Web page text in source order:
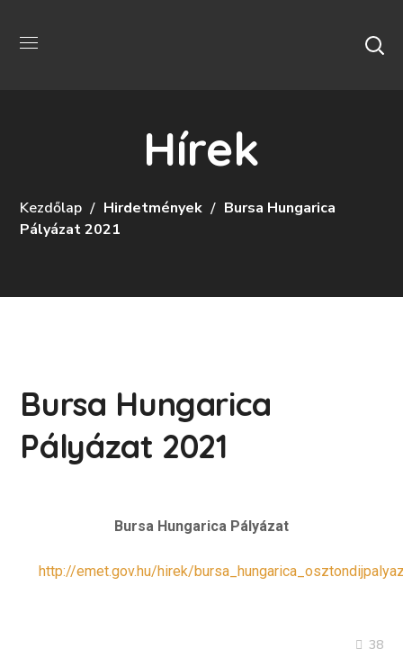
Hírek
Kezdőlap Hirdetmények
Bursa Hungarica
Pályázat 2021
Bursa Hungarica
Pályázat 2021
Bursa Hungarica Pályázat
http://emet.gov.hu/hirek/
38